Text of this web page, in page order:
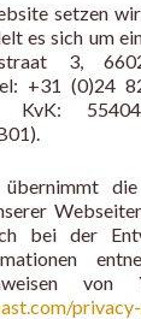
setzen
es sich um
3,
+31 (0)24
KvK:
bei der